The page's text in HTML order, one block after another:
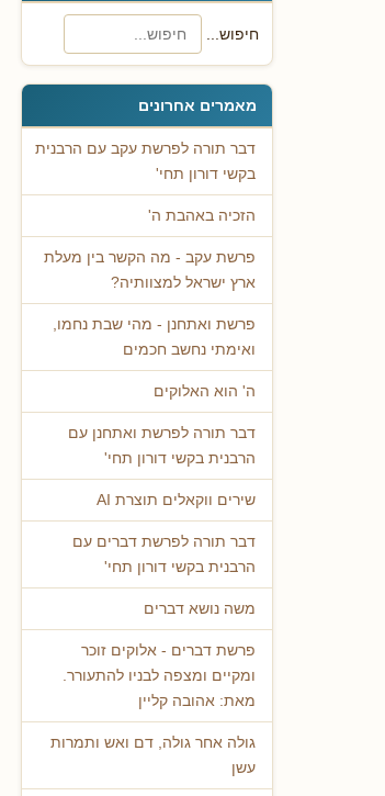
חיפוש...
מאמרים אחרונים
דבר תורה לפרשת עקב עם הרבנית
בקשי דורון תחי'
הזכיה באהבת ה'
פרשת עקב - מה הקשר בין מעלת
ארץ ישראל למצוותיה?
פרשת ואתחנן - מהי שבת נחמו,
ואימתי נחשב חכמים
ה' הוא האלוקים
דבר תורה לפרשת ואתחנן עם
הרבנית בקשי דורון תחי'
שירים ווקאלים תוצרת AI
דבר תורה לפרשת דברים עם
הרבנית בקשי דורון תחי'
משה נושא דברים
פרשת דברים - אלוקים זוכר
ומקיים ומצפה לבניו להתעורר.
מאת: אהובה קליין
גולה אחר גולה, דם ואש ותמרות
עשן